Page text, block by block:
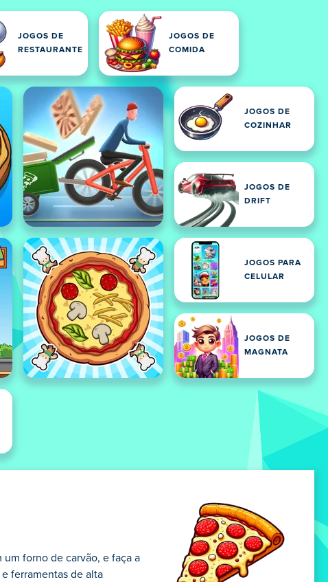
JOGOS DE
RESTAURANTE
JOGOS DE
COMIDA
JOGOS DE
COZINHAR
JOGOS DE
DRIFT
JOGOS PARA
CELULAR
JOGOS DE
MAGNATA
forno de carvão, e faça a
ferramentas de alta